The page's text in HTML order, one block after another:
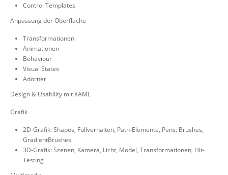
Control Templates
Anpassung der Oberfläche
Transformationen
Animationen
Behaviour
Visual States
Adorner
Design & Usability mit XAML
Grafik
2D-Grafik: Shapes, Füllverhalten, Path-Elemente, Pens, Brushes,
GradientBrushes
3D-Grafik: Szenen, Kamera, Licht, Model, Transformationen, Hit-
Testing